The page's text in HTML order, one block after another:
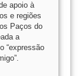
apoio à
e regiões
Paços do
a
“expressão